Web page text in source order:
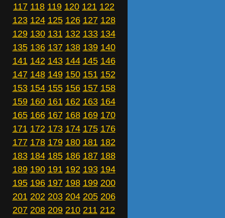
117 118 119 120 121 122
123 124 125 126 127 128
129 130 131 132 133 134
135 136 137 138 139 140
141 142 143 144 145 146
147 148 149 150 151 152
153 154 155 156 157 158
159 160 161 162 163 164
165 166 167 168 169 170
171 172 173 174 175 176
177 178 179 180 181 182
183 184 185 186 187 188
189 190 191 192 193 194
195 196 197 198 199 200
201 202 203 204 205 206
207 208 209 210 211 212